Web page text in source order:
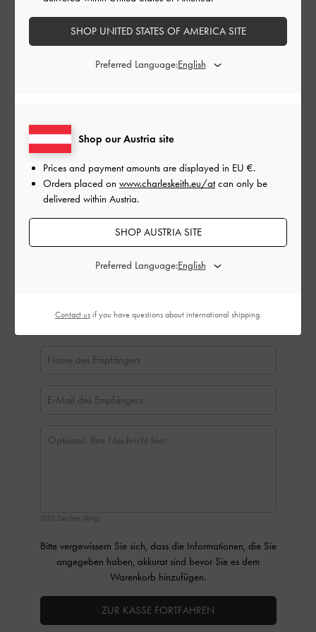
Stornierungen finden auf Geschenkkarten keine
Anwendung.
Über unsere Geschenkkarte
Wie Sie eine Geschenkkarte einlösen
EU €
EU €50
EU €100
EU €150
EU €200
EU €250 EU €300
(250 Zeichen übrig)
Bitte vergewissern Sie sich, dass die Informationen, die Sie
angegeben haben, akkurat sind bevor Sie es dem
Warenkorb hinzufügen.
ZUR KASSE FORTFAHREN
Shop our Austria site
Prices and payment amounts are displayed in EU €.
Orders placed on www.charleskeith.eu/atcan only be
delivered within Austria.
SHOP AUSTRIA SITE
Preferred Language:
SHOP UNITED STATES OF AMERICA SITE
Preferred Language:
Contact usif you have questions about international shipping.